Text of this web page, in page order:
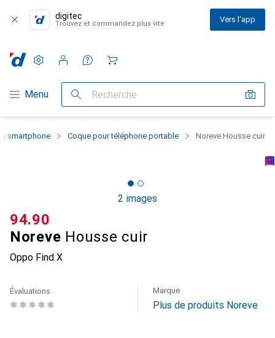
digitec
Trouvez et commandez plus vite Vers l'app
Navigation par catégorie
Menu Recherche
Paramètres
Compte client
Listes de comparaison
Listes d'envies
Panier
smartphone Coque pour téléphone portable Noreve Housse cuir
2 images
Noreve Housse cuir
Oppo Find X
CHF
94.90
Évaluations Marque
Plus de produits Noreve